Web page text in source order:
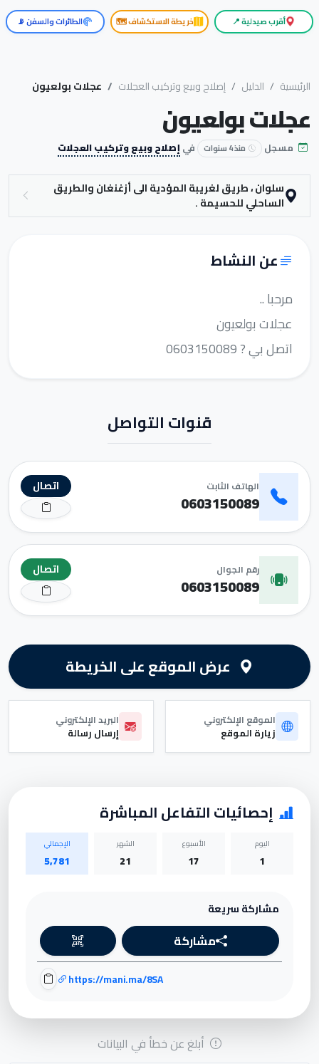
أقرب صيدلية 📍 خريطة الاستكشاف 🗺️ الطائرات والسفن 📡
الرئيسية الدليل إصلاح وبيع وتركيب العجلات عجلات بولعيون
عجلات بولعيون
مسجل منذ 4 سنوات في إصلاح وبيع وتركيب العجلات
سلوان ، طريق لغريبة المؤدية الى أزغنغان والطريق
الساحلي للحسيمة .
عن النشاط
مرحبا ..
عجلات بولعيون
اتصل بي ? 0603150089
قنوات التواصل
الهاتف الثابت
0603150089
اتصال
رقم الجوال
0603150089
اتصال
عرض الموقع على الخريطة
الموقع الإلكتروني
زيارة الموقع
البريد الإلكتروني
إرسال رسالة
إحصائيات التفاعل المباشرة
اليوم
1
الأسبوع
17
الشهر
21
الإجمالي
5,781
مشاركة سريعة
مشاركة
https://mani.ma/8SA
أبلغ عن خطأ في البيانات